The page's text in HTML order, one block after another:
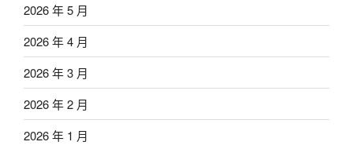
2026 年 5 月
2026 年 4 月
2026 年 3 月
2026 年 2 月
2026 年 1 月